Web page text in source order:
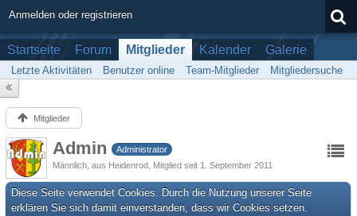
Anmelden oder registrieren
Startseite Forum Mitglieder Kalender Galerie
Letzte Aktivitäten Benutzer online Team-Mitglieder Mitgliedersuche
Mitglieder
Admin
Administrator
Männlich aus Heidenrod Mitglied seit 1. September 2011
Diese Seite verwendet Cookies. Durch die Nutzung unserer Seite
erklären Sie sich damit einverstanden, dass wir Cookies setzen.